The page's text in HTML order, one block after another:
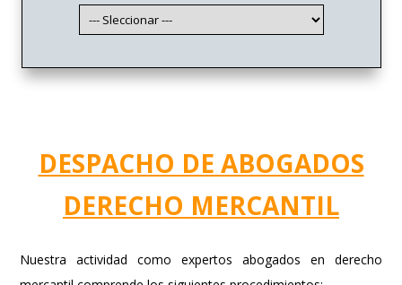
DESPACHO DE ABOGADOS
DERECHO MERCANTIL
Nuestra actividad como expertos abogados en derecho